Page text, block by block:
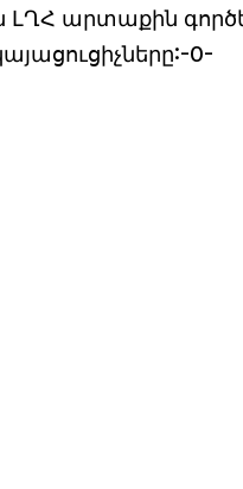
ԼՂՀ արտաքին
0-